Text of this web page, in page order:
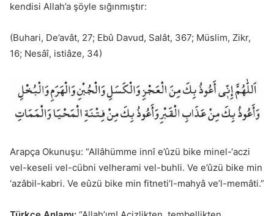
kendisi Allah’a şöyle sığınmıştır:
(Buhari, De’avât, 27; Ebû Davud, Salât, 367; Müslim, Zikr,
16; Nesâî, istiâze, 34)
Arapça Okunuşu: “Allâhümme innî e’ûzü bike minel-‘aczi
vel-keseli vel-cübni velherami vel-buhli. Ve e’ûzü bike min
‘azâbil-kabri. Ve eûzü bike min fitneti’l-mahyâ ve’l-memâti.”